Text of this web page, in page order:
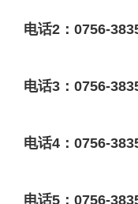
电话2：0756-
电话3：0756-
电话4：0756-
电话5：0756-